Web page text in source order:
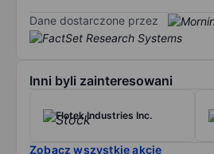
Dane dostarczone przez
Inni byli zainteresowani
Flotek Industries Inc.
Zobacz wszystkie akcje